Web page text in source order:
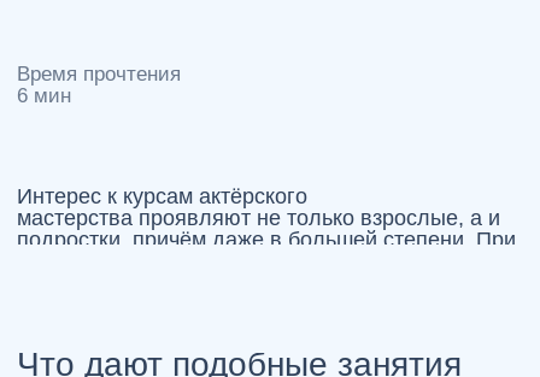
актёром, но навыки, которые он получит в
студии, обязательно помогут в жизни. Хотя, кто
знает, может быть именно в вашей семье растёт
Занимаясь в студии, подросток будет
подвергаться той или иной критике – не следует
этого бояться, поскольку она вырабатывает
более требовательное отношение к себе. Многие
взрослые боятся критиковать детей, считая это